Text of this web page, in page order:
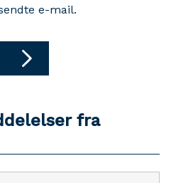
e-mail.
fra